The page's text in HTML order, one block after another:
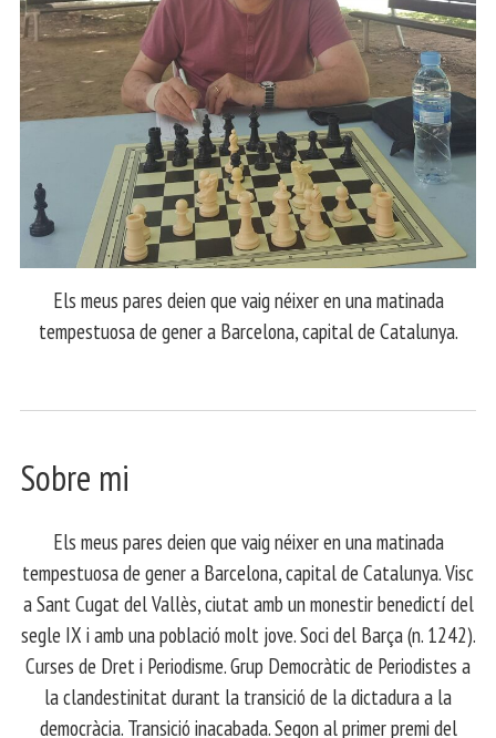
Els meus pares deien que vaig néixer en una matinada
tempestuosa de gener a Barcelona, capital de Catalunya.
Sobre mi
Els meus pares deien que vaig néixer en una matinada
tempestuosa de gener a Barcelona, capital de Catalunya. Visc
a Sant Cugat del Vallès, ciutat amb un monestir benedictí del
segle IX i amb una població molt jove. Soci del Barça (n. 1242).
Curses de Dret i Periodisme. Grup Democràtic de Periodistes a
la clandestinitat durant la transició de la dictadura a la
democràcia. Transició inacabada. Segon al primer premi del